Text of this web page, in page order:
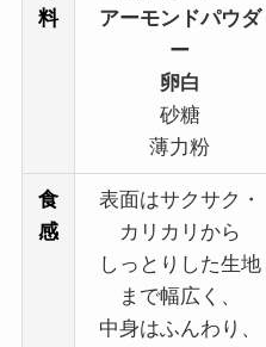
料
アーモンドパウダ
ー
卵白
砂糖
薄力粉
食
感
表面はサクサク・
カリカリから
しっとりした生地
まで幅広く、
中身はふんわり、